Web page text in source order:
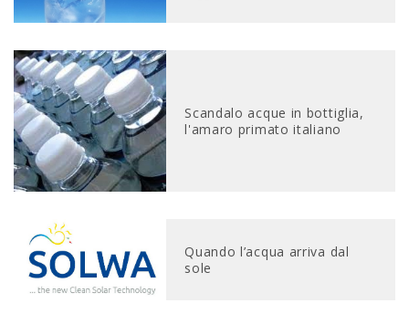
Scandalo acque in bottiglia,
l'amaro primato italiano
Quando l’acqua arriva dal
sole